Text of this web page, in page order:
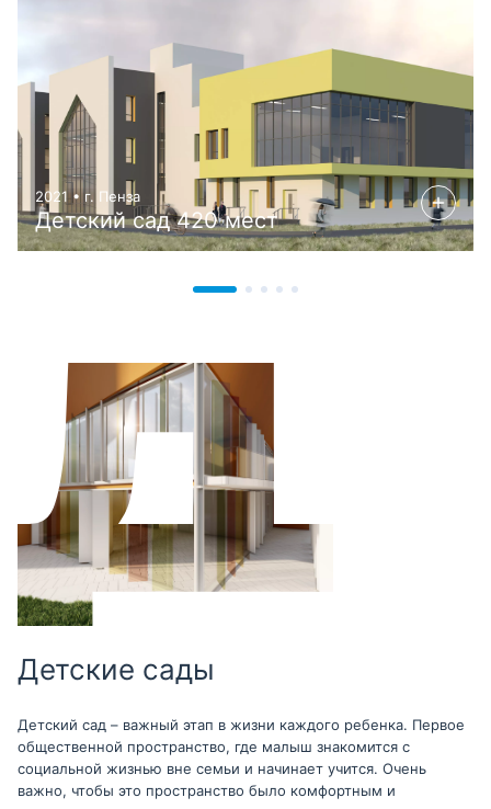
2021 • г. Пенза
Детский сад 420 мест
Детские сады
Детский сад – важный этап в жизни каждого ребенка. Первое
общественной пространство, где малыш знакомится с
социальной жизнью вне семьи и начинает учится. Очень
важно, чтобы это пространство было комфортным и